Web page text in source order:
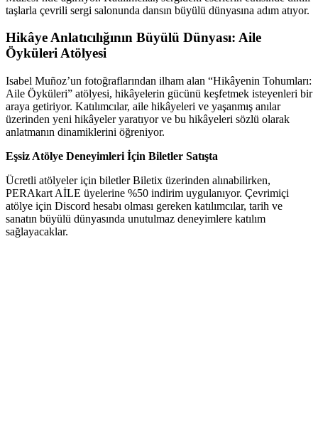
taşlarla çevrili sergi salonunda dansın büyülü dünyasına adım atıyor.
Hikâye Anlatıcılığının Büyülü Dünyası: Aile
Öyküleri Atölyesi
Isabel Muñoz’un fotoğraflarından ilham alan “Hikâyenin Tohumları:
Aile Öyküleri” atölyesi, hikâyelerin gücünü keşfetmek isteyenleri bir
araya getiriyor. Katılımcılar, aile hikâyeleri ve yaşanmış anılar
üzerinden yeni hikâyeler yaratıyor ve bu hikâyeleri sözlü olarak
anlatmanın dinamiklerini öğreniyor.
Eşsiz Atölye Deneyimleri İçin Biletler Satışta
Ücretli atölyeler için biletler Biletix üzerinden alınabilirken,
PERAkart AİLE üyelerine %50 indirim uygulanıyor. Çevrimiçi
atölye için Discord hesabı olması gereken katılımcılar, tarih ve
sanatın büyülü dünyasında unutulmaz deneyimlere katılım
sağlayacaklar.